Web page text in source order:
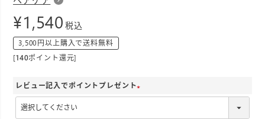
¥1,540 税込
3,500円以上購入で送料無料
[140ポイント還元]
レビュー記入でポイントプレゼント